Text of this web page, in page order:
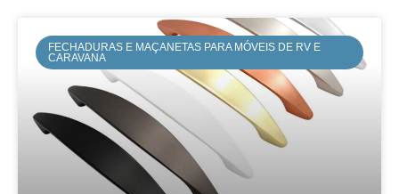
FECHADURAS E MAÇANETAS PARA MÓVEIS DE RV E
CARAVANA